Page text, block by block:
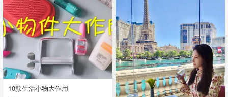
10款生活小物大作用